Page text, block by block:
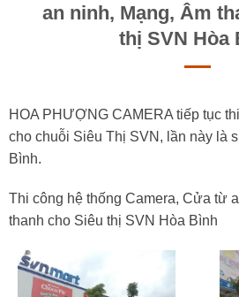
an ninh, Mạng, Âm
thị SVN Hòa
HOA PHƯỢNG CAMERA tiếp tục
cho chuỗi Siêu Thị SVN, lần này là
Bình.
Thi công hệ thống Camera, Cửa từ
thanh cho Siêu thị SVN Hòa Bình